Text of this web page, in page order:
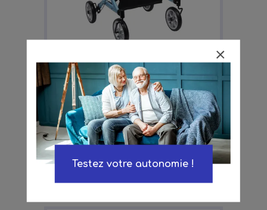
Achat
Déambulateur Ultralight
bleu
169,00 €
En savoir plus
Testez votre autonomie !